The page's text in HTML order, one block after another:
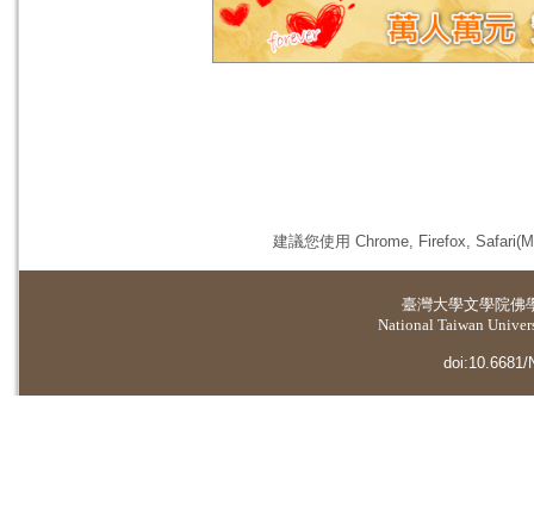
建議您使用 Chrome, Firefox,
臺灣大學文學院佛
National Taiwan
doi:10.6681/